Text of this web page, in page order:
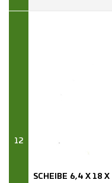
12
SCHEIBE 6,4 X 18